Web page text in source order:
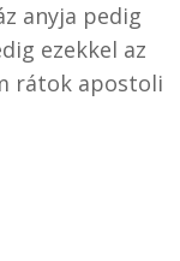
anyja pedig
ezekkel az
rátok apostoli